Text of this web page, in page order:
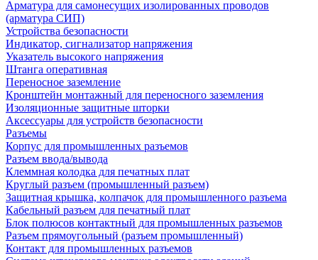
Арматура для самонесущих изолированных проводов
(арматура СИП)
Устройства безопасности
Индикатор, сигнализатор напряжения
Указатель высокого напряжения
Штанга оперативная
Переносное заземление
Кронштейн монтажный для переносного заземления
Изоляционные защитные шторки
Аксессуары для устройств безопасности
Разъемы
Корпус для промышленных разъемов
Разъем ввода/вывода
Клеммная колодка для печатных плат
Круглый разъем (промышленный разъем)
Защитная крышка, колпачок для промышленного разъема
Кабельный разъем для печатный плат
Блок полюсов контактный для промышленных разъемов
Разъем прямоугольный (разъем промышленный)
Контакт для промышленных разъемов